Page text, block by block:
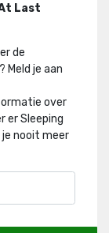
Last
de
Meld je aan
over
er Sleeping
nooit meer